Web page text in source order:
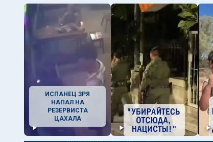
ИСПАНЕЦ ЗРЯ
НАПАЛ НА
РЕЗЕРВИСТА
ЦАХАЛА